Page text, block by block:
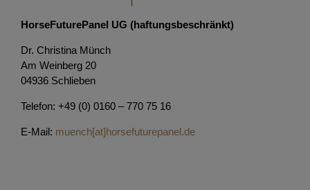
HorseFuturePanel UG (haftungsbeschränkt)
Dr. Christina Münch
Am Weinberg 20
04936 Schlieben
Telefon: +49 (0) 0160 – 770 75 16
E-Mail: muench[at]horsefuturepanel.de